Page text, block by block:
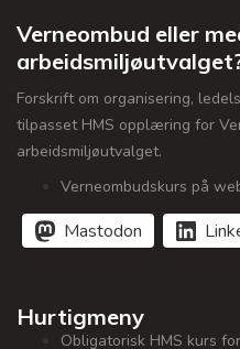
Verneombud eller
Forskrift om organisering,
tilpasset HMS opplæring for
arbeidsmiljøutvalget.
Verneombudskurs på
Mastodon
Hurtigmeny
Obligatorisk HMS kurs